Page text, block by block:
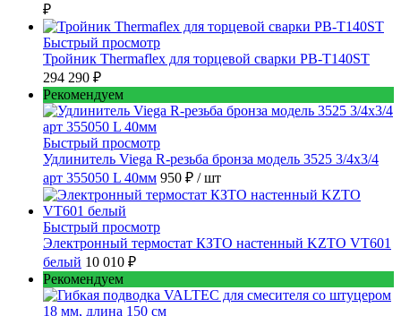
₽
Быстрый просмотр
Тройник Thermaflex для торцевой сварки PB-T140ST
294 290 ₽
Рекомендуем
Быстрый просмотр
Удлинитель Viega R-резьба бронза модель 3525 3/4x3/4
арт 355050 L 40мм 950 ₽ / шт
Быстрый просмотр
Электронный термостат КЗТО настенный KZTO VT601
белый 10 010 ₽
Рекомендуем